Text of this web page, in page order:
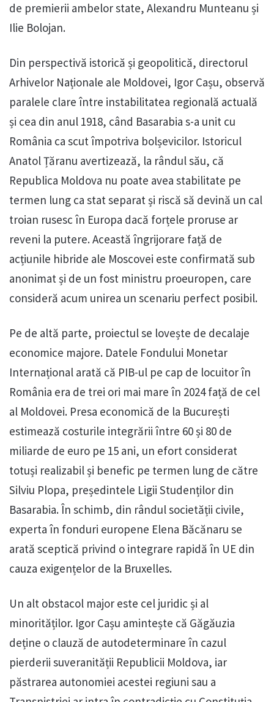
de premierii ambelor state, Alexandru Munteanu și
Ilie Bolojan.
Din perspectivă istorică și geopolitică, directorul
Arhivelor Naționale ale Moldovei, Igor Cașu, observă
paralele clare între instabilitatea regională actuală
și cea din anul 1918, când Basarabia s-a unit cu
România ca scut împotriva bolșevicilor. Istoricul
Anatol Țăranu avertizează, la rândul său, că
Republica Moldova nu poate avea stabilitate pe
termen lung ca stat separat și riscă să devină un cal
troian rusesc în Europa dacă forțele proruse ar
reveni la putere. Această îngrijorare față de
acțiunile hibride ale Moscovei este confirmată sub
anonimat și de un fost ministru proeuropen, care
consideră acum unirea un scenariu perfect posibil.
Pe de altă parte, proiectul se lovește de decalaje
economice majore. Datele Fondului Monetar
Internațional arată că PIB-ul pe cap de locuitor în
România era de trei ori mai mare în 2024 față de cel
al Moldovei. Presa economică de la București
estimează costurile integrării între 60 și 80 de
miliarde de euro pe 15 ani, un efort considerat
totuși realizabil și benefic pe termen lung de către
Silviu Plopa, președintele Ligii Studenților din
Basarabia. În schimb, din rândul societății civile,
experta în fonduri europene Elena Băcănaru se
arată sceptică privind o integrare rapidă în UE din
cauza exigențelor de la Bruxelles.
Un alt obstacol major este cel juridic și al
minorităților. Igor Cașu amintește că Găgăuzia
deține o clauză de autodeterminare în cazul
pierderii suveranității Republicii Moldova, iar
păstrarea autonomiei acestei regiuni sau a